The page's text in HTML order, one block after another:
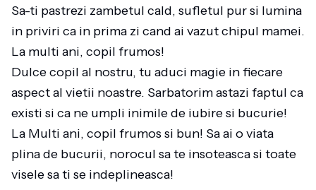
Sa-ti pastrezi zambetul cald, sufletul pur si lumina
in priviri ca in prima zi cand ai vazut chipul mamei.
La multi ani, copil frumos!
Dulce copil al nostru, tu aduci magie in fiecare
aspect al vietii noastre. Sarbatorim astazi faptul ca
existi si ca ne umpli inimile de iubire si bucurie!
La Multi ani, copil frumos si bun! Sa ai o viata
plina de bucurii, norocul sa te insoteasca si toate
visele sa ti se indeplineasca!